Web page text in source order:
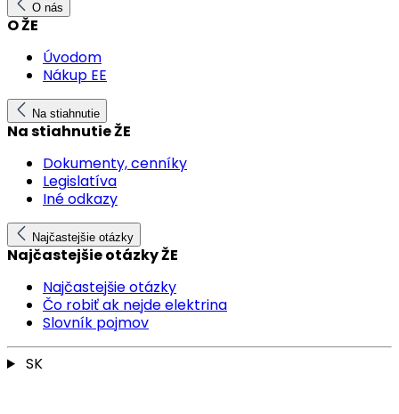
O nás
O ŽE
Úvodom
Nákup EE
Na stiahnutie
Na stiahnutie ŽE
Dokumenty, cenníky
Legislatíva
Iné odkazy
Najčastejšie otázky
Najčastejšie otázky ŽE
Najčastejšie otázky
Čo robiť ak nejde elektrina
Slovník pojmov
SK